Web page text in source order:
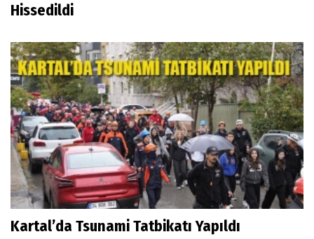
Hissedildi
Kartal’da Tsunami Tatbikatı Yapıldı